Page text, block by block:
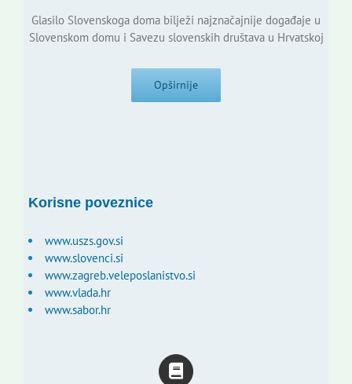
Glasilo Slovenskoga doma bilježi najznačajnije događaje u
Slovenskom domu i Savezu slovenskih društava u Hrvatskoj
Opširnije
Korisne poveznice
www.uszs.gov.si
www.slovenci.si
www.zagreb.veleposlanistvo.si
www.vlada.hr
www.sabor.hr